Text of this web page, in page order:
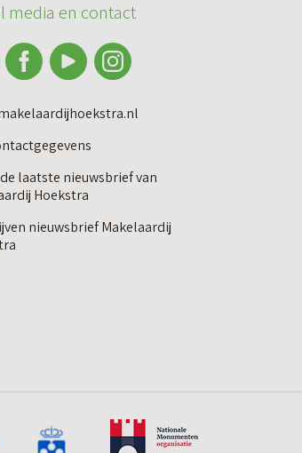
media en contact
laatste nieuwsbrief van
Hoekstra
nieuwsbrief Makelaardij